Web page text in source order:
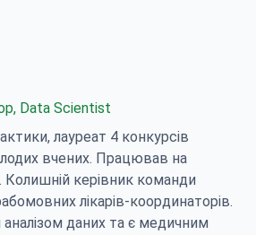
Data Scientist
лауреат 4 конкурсів
вчених. Працював на
Колишній керівник команди
лікарів-координаторів.
аналізом даних та є медичним